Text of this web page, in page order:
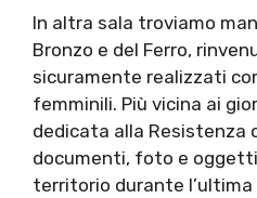
In altra sala troviamo
Bronzo e del Ferro,
sicuramente realizzati
femminili. Più vicina ai
dedicata alla Resistenza
documenti, foto e
territorio durante l’ultima